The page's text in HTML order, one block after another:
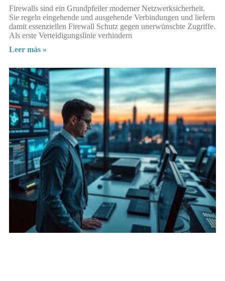
Firewalls sind ein Grundpfeiler moderner Netzwerksicherheit.
Sie regeln eingehende und ausgehende Verbindungen und liefern
damit essenziellen Firewall Schutz gegen unerwünschte Zugriffe.
Als erste Verteidigungslinie verhindern
Leer más »